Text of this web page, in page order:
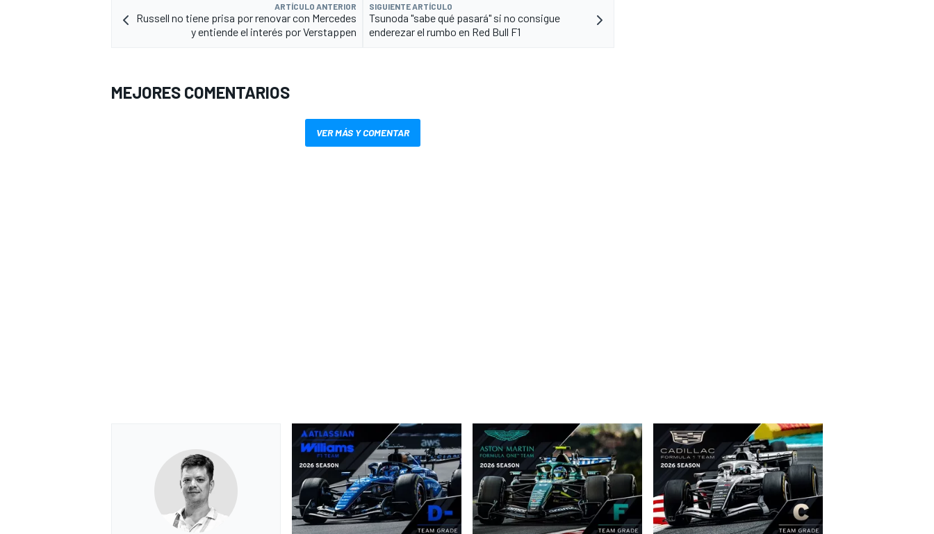
ARTÍCULO ANTERIOR
Russell no tiene prisa por renovar con Mercedes
y entiende el interés por Verstappen
SIGUIENTE ARTÍCULO
Tsunoda "sabe qué pasará" si no consigue
enderezar el rumbo en Red Bull F1
MEJORES COMENTARIOS
VER MÁS Y COMENTAR